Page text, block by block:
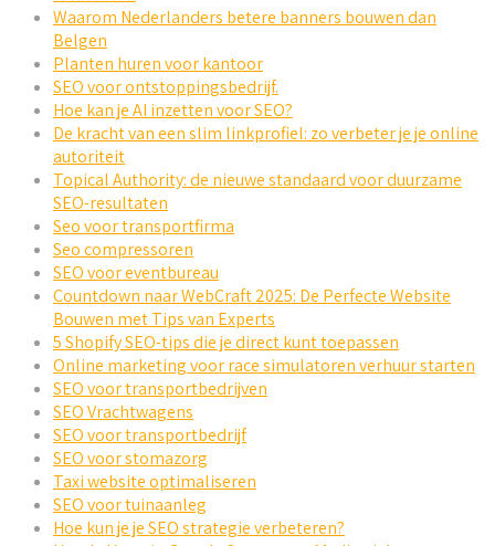
Waarom Nederlanders betere banners bouwen dan
Belgen
Planten huren voor kantoor
SEO voor ontstoppingsbedrijf.
Hoe kan je AI inzetten voor SEO?
De kracht van een slim linkprofiel: zo verbeter je je online
autoriteit
Topical Authority: de nieuwe standaard voor duurzame
SEO-resultaten
Seo voor transportfirma
Seo compressoren
SEO voor eventbureau
Countdown naar WebCraft 2025: De Perfecte Website
Bouwen met Tips van Experts
5 Shopify SEO-tips die je direct kunt toepassen
Online marketing voor race simulatoren verhuur starten
SEO voor transportbedrijven
SEO Vrachtwagens
SEO voor transportbedrijf
SEO voor stomazorg
Taxi website optimaliseren
SEO voor tuinaanleg
Hoe kun je je SEO strategie verbeteren?